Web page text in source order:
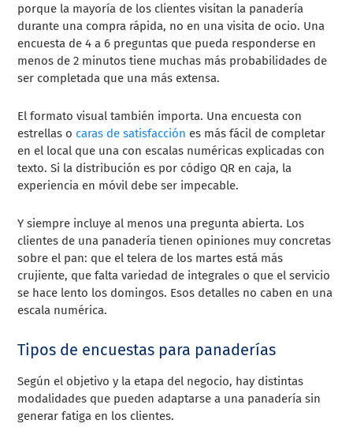
porque la mayoría de los clientes visitan la panadería
durante una compra rápida, no en una visita de ocio. Una
encuesta de 4 a 6 preguntas que pueda responderse en
menos de 2 minutos tiene muchas más probabilidades de
ser completada que una más extensa.
El formato visual también importa. Una encuesta con
estrellas o caras de satisfacción es más fácil de completar
en el local que una con escalas numéricas explicadas con
texto. Si la distribución es por código QR en caja, la
experiencia en móvil debe ser impecable.
Y siempre incluye al menos una pregunta abierta. Los
clientes de una panadería tienen opiniones muy concretas
sobre el pan: que el telera de los martes está más
crujiente, que falta variedad de integrales o que el servicio
se hace lento los domingos. Esos detalles no caben en una
escala numérica.
Tipos de encuestas para panaderías
Según el objetivo y la etapa del negocio, hay distintas
modalidades que pueden adaptarse a una panadería sin
generar fatiga en los clientes.